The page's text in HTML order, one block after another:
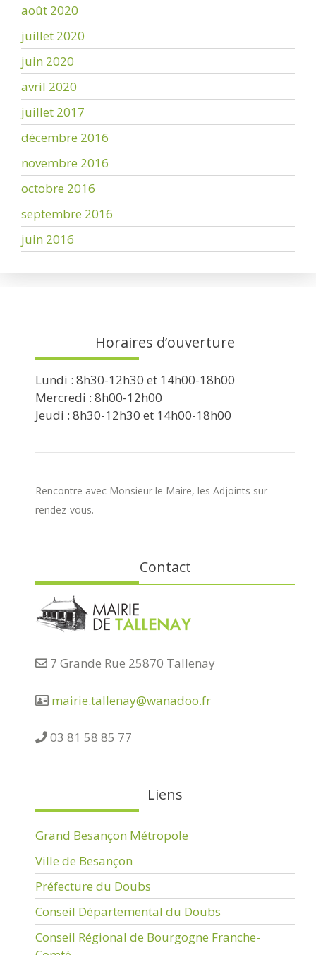
août 2020
juillet 2020
juin 2020
avril 2020
juillet 2017
décembre 2016
novembre 2016
octobre 2016
septembre 2016
juin 2016
Horaires d’ouverture
Lundi : 8h30-12h30 et 14h00-18h00
Mercredi : 8h00-12h00
Jeudi : 8h30-12h30 et 14h00-18h00
Rencontre avec Monsieur le Maire, les Adjoints sur
rendez-vous.
Contact
7 Grande Rue 25870 Tallenay
mairie.tallenay@wanadoo.fr
03 81 58 85 77
Liens
Grand Besançon Métropole
Ville de Besançon
Préfecture du Doubs
Conseil Départemental du Doubs
Conseil Régional de Bourgogne Franche-